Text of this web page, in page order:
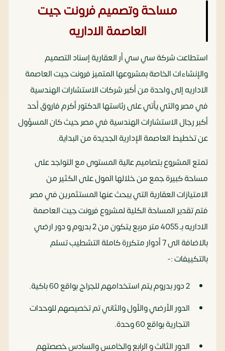
مساحة وتصميم فرونت جيت
العاصمة الاداريه
استطاعت شركة سي سي أر العقارية إسناد التصميم
والإنشاءات الخاصة بمشروعها المتميز فرونت جيت العاصمة
الاداريه إلى واحدة من أكبر شركات الاستشارات الهندسية
في مصر والتي يأتي على رئاستها الدكتور أكرم فاروق أحد
أكبر رجال الاستشارات الهندسية في مصر حيث كان المسؤول
عن تخطيط العاصمة الإدارية الجديدة من البداية.
تمتع المشروع بتصاميم عالية المستوى مع التواجد على
مساحة كبيرة جمع من خلالها المول على الكثير من
الامتيازات العقارية التي يبحث عنها المستثمرين في مصر
فتم تقدير المساحة الكلية لمشروع فرونت جيت العاصمة
الاداريه بـ 4055 متر مربع يتكون من 2 بدروم و دور ارضي
بالاضافة الى 7 أدوار متكررة كاملة التشطيب تسلم
بالتكييفات :-
2 دور بدروم يتم استخدامهم للجراج بواقع 60 باكية.
الدور الأرضي والأول والثاني تم تخصيصهم للوحدات
التجارية بواقع 60 وحدة.
الدور الثالث و الرابع والخامس والسادس خصصتهم